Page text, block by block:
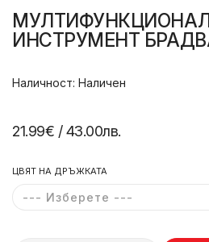
ИНСТРУМЕНТ
Наличност: Наличен
21.99€ / 43.00лв.
ЦВЯТ НА ДРЪЖКАТА
--- Изберете ---